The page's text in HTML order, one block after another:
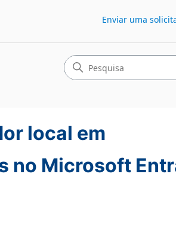
Enviar uma
local em
no Microsoft